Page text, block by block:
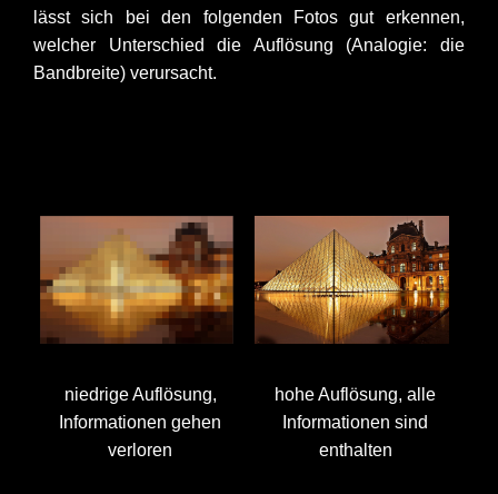
lässt sich bei den folgenden Fotos gut erkennen,
welcher Unterschied die Auflösung (Analogie: die
Bandbreite) verursacht.
niedrige Auflösung,
Informationen gehen
verloren
hohe Auflösung, alle
Informationen sind
enthalten